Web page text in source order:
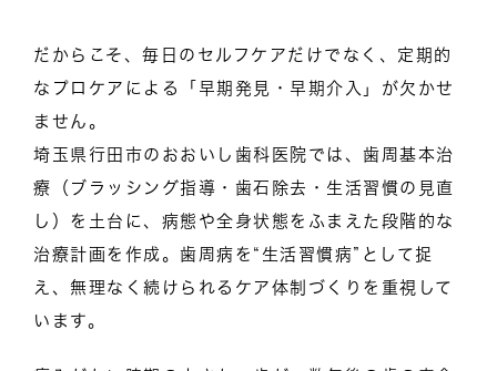
だからこそ、毎日のセルフケアだけでなく、定期的
なプロケアによる「早期発見・早期介入」が欠かせ
ません。
埼玉県行田市のおおいし歯科医院では、歯周基本治
療（ブラッシング指導・歯石除去・生活習慣の見直
し）を土台に、病態や全身状態をふまえた段階的な
治療計画を作成。歯周病を“生活習慣病”として捉
え、無理なく続けられるケア体制づくりを重視して
います。